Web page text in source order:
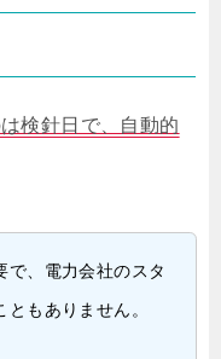
検針日で、自動的
で、電力会社のスタ
もありません。